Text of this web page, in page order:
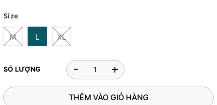
Size
M L XL
SỐ LƯỢNG +
-
THÊM VÀO GIỎ HÀNG